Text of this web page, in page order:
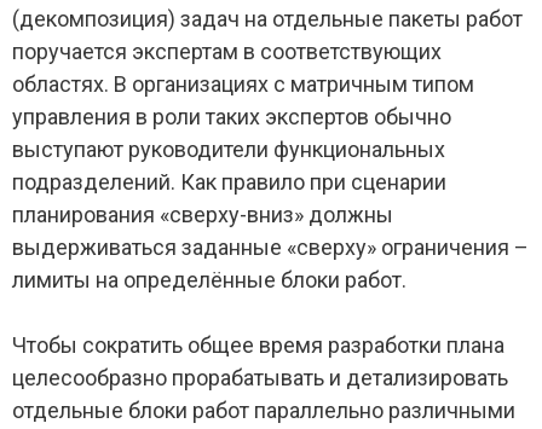
(декомпозиция) задач на отдельные пакеты работ
поручается экспертам в соответствующих
областях. В организациях с матричным типом
управления в роли таких экспертов обычно
выступают руководители функциональных
подразделений. Как правило при сценарии
планирования «сверху-вниз» должны
выдерживаться заданные «сверху» ограничения –
лимиты на определённые блоки работ.
Чтобы сократить общее время разработки плана
целесообразно прорабатывать и детализировать
отдельные блоки работ параллельно различными